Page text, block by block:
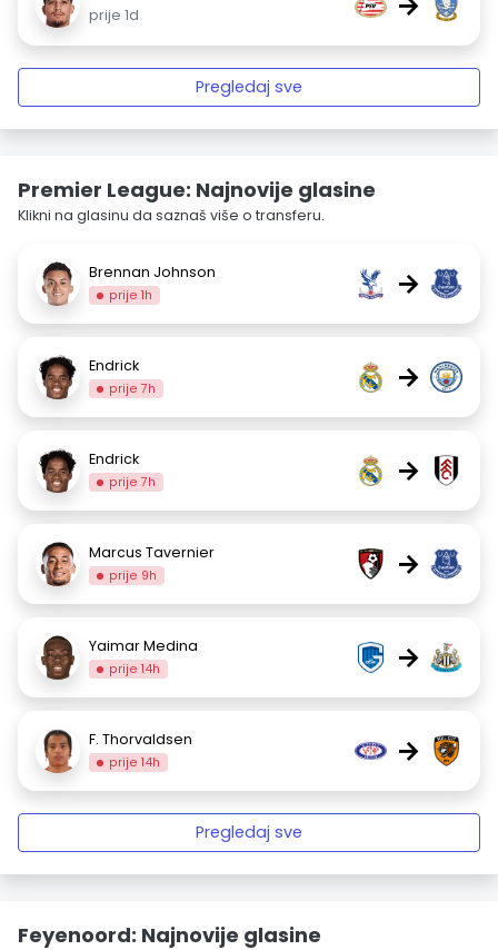
prije 1d
Pregledaj sve
Premier League: Najnovije glasine
Klikni na glasinu da saznaš više o transferu.
Brennan Johnson
prije 1h →
Endrick
prije 7h →
Endrick
prije 7h →
Marcus Tavernier
prije 9h →
Yaimar Medina
prije 14h →
F. Thorvaldsen
prije 14h →
Pregledaj sve
Feyenoord: Najnovije glasine